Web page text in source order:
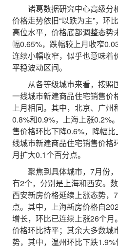
诸葛数据研究中心高级分
价格走势依旧“以跌为主”，环
高位水平，价格底部调整态势
幅0.65%，跌幅较上月收窄
连续小幅收窄，似乎也意味着
平稳波动区间。
从各等级城市来看，按照
一线城市新建商品住宅销售价
上月相同。其中，北京、广州
0.8%和0.9%，上海上涨0.2%
售价格环比下降0.6%，降幅
线城市新建商品住宅销售价格
月扩大0.1个百分点。
聚焦到具体城市，7月份，
有2个，分别是上海和西安。
西安新房价格延续上涨态势，
点。其中，上海新房价格自
增长，环比已连续上涨26个
价格环比持平；其余大多数城
势，其中，温州环比下跌1.9%